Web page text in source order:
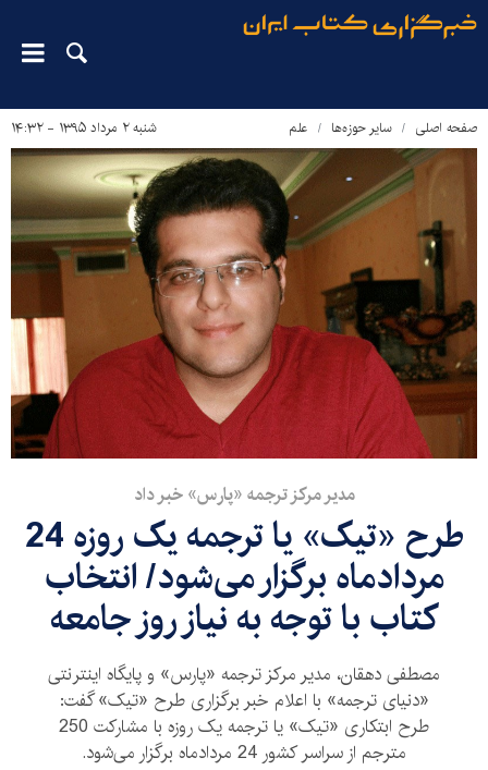
صفحه اصلی سایر حوزه‌ها علم شنبه ۲ مرداد ۱۳۹۵ - ۱۴:۳۲
مدیر مرکز ترجمه «پارس» خبر داد
طرح «تیک» یا ترجمه یک روزه 24
مرداد‌ماه برگزار می‌شود/ انتخاب
کتاب با توجه به نیاز روز جامعه
مصطفی دهقان، مدیر مرکز ترجمه «پارس» و پایگاه اینترنتی
«دنیای ترجمه» با اعلام خبر برگزاری طرح «تیک» گفت:
طرح ابتکاری «تیک» یا ترجمه یک روزه با مشارکت 250
مترجم از سراسر کشور 24 مرداد‌ماه برگزار می‌شود.